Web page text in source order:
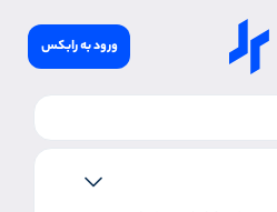
ورود به رابکس